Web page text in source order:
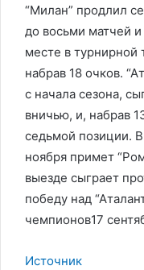
“Милан” продлил
до восьми матчей и
месте в турнирной
набрав 18 очков.
с начала сезона,
вничью, и, набрав
седьмой позиции.
ноября примет
выезде сыграет
победу над
чемпионов17
Источник